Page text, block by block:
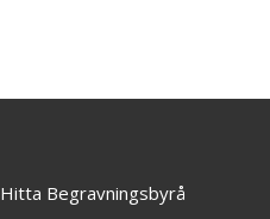
Hitta Begravningsbyrå